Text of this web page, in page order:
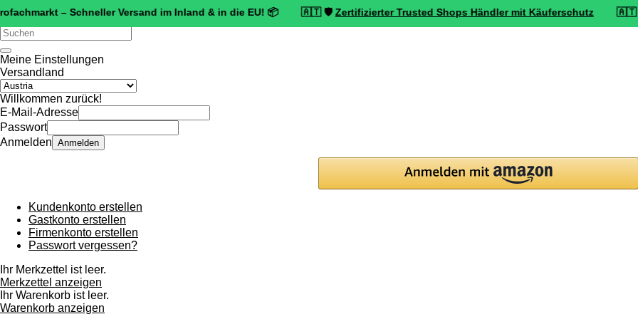
– Schneller Versand im Inland & in die EU! 📦 🇦🇹 🛡️ Zertifizierter Trusted Shops Händler mit Käuferschutz🇦🇹 ⭐ Top
Verwende
die
oben
und
unten,
um
das
Eingabetaste,
zum
ausgewählten
Meine Einstellungen
Versandland
Willkommen zurück!
E-Mail-Adresse
Passwort
Anmelden Anmelden
Kundenkonto erstellen
Gastkonto erstellen
Firmenkonto erstellen
Passwort vergessen?
Ihr Merkzettel ist leer.
Merkzettel anzeigen
Ihr Warenkorb ist leer.
Warenkorb anzeigen